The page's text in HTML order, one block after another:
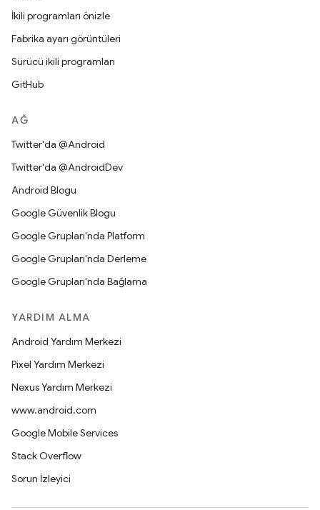
İkili programları önizle
Fabrika ayarı görüntüleri
Sürücü ikili programları
GitHub
AĞ
Twitter'da @Android
Twitter'da @AndroidDev
Android Blogu
Google Güvenlik Blogu
Google Grupları'nda Platform
Google Grupları'nda Derleme
Google Grupları'nda Bağlama
YARDIM ALMA
Android Yardım Merkezi
Pixel Yardım Merkezi
Nexus Yardım Merkezi
www.android.com
Google Mobile Services
Stack Overflow
Sorun İzleyici